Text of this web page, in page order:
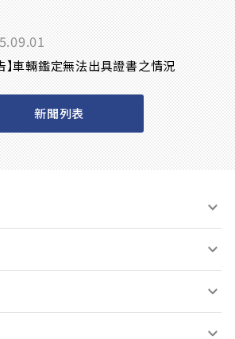
】車輛鑑定無法出具證書之情況
新聞列表